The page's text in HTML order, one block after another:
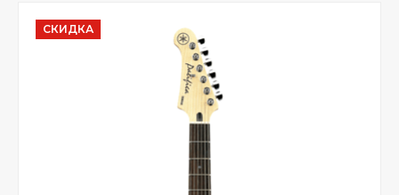
СКИДКА